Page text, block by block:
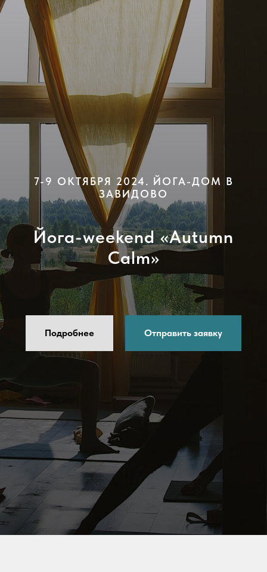
7-9 ОКТЯБРЯ 2024. ЙОГА-ДОМ В
ЗАВИДОВО
Йога-weekend «Autumn
Calm»
Подробнее Отправить заявку